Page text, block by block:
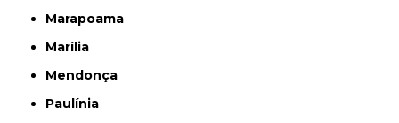
Marapoama
Marília
Mendonça
Paulínia